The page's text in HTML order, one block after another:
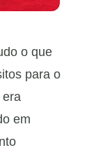
o que
para o
era
em